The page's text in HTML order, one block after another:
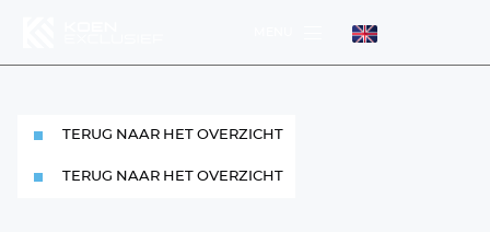
MENU
MENUTERUG NAAR HET OVERZICHT
TERUG NAAR HET OVERZICHT